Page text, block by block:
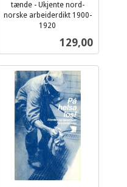
tænde - Ukjente nord-
norske arbeiderdikt 1900-
1920
Pris
129,00